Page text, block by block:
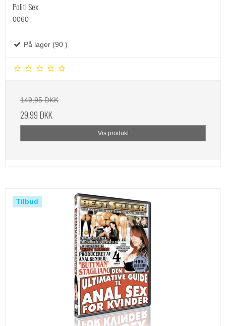
Politi Sex
0060
På lager (90 )
149,95 DKK
29,99 DKK
Vis produkt
Tilbud